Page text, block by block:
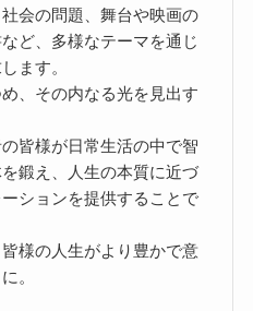
会の問題、舞台や映画の
ど、多様なテーマを通じ
ます。
、その内なる光を見出す
皆様が日常生活の中で智
鍛え、人生の本質に近づ
ションを提供することで
様の人生がより豊かで意
。